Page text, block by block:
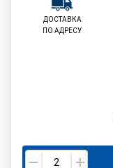
ДОСТАВКА
ПО АДРЕСУ